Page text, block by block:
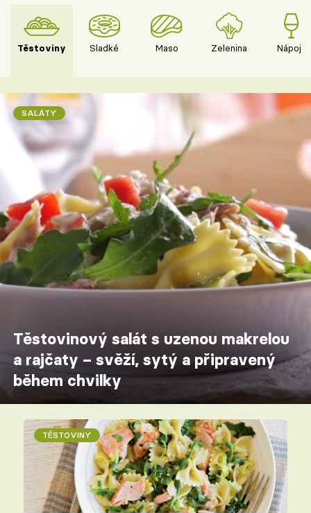
Těstoviny Sladké Maso Zelenina Nápoje
SALÁTY
Těstovinový salát s uzenou makrelou
a rajčaty – svěží, sytý a připravený
během chvilky
TĚSTOVINY